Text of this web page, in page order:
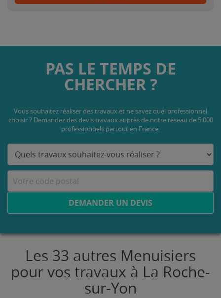
PAS LE TEMPS DE
CHERCHER ?
Vous souhaitez réaliser des travaux et ne savez quel professionnel
choisir ? Demandez des devis travaux auprès de notre réseau de 5 000
professionnels partout en France.
DEMANDER UN DEVIS
Les 33 autres Menuisiers
pour vos travaux à La Roche-
sur-Yon